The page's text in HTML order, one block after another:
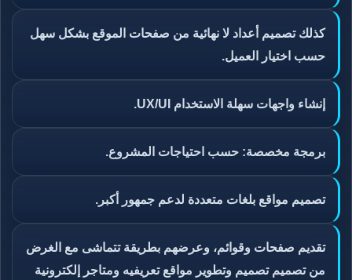
كذلك تصميم أعداد لا نهائية من صفحات الموقع بشكل سهل
حسب اختيار العميل.
إنشاء واجهات سهلة الاستخدام UX/UI.
برمجة مخصصة: حسب احتياجات المشروع.
تصميم مواقع بلغات متعددة لدعم جمهور أكبر.
تقديم صفحات وقوائم، وعرضهم بطريقة تتماشى مع الغرض
من تصميم تصميم وتطوير مواقع تعريفيه ومتاجر إلكترونية